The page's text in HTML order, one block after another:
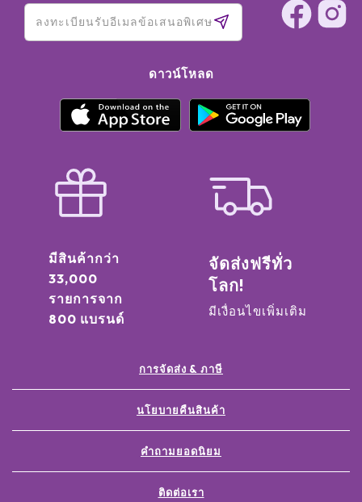
ดาวน์โหลด
มีสินค้ากว่า
33,000
รายการจาก
800 แบรนด์
จัดส่งฟรีทั่ว
โลก!
มีเงื่อนไขเพิ่มเติม
การจัดส่ง & ภาษี
นโยบายคืนสินค้า
คำถามยอดนิยม
ติดต่อเรา